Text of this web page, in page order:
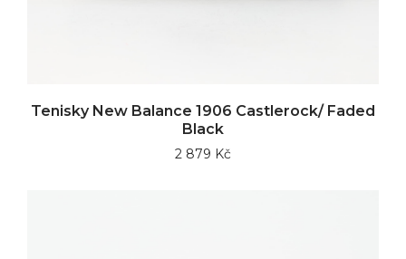
Tenisky New Balance 1906 Castlerock/ Faded
Black
2 879 Kč